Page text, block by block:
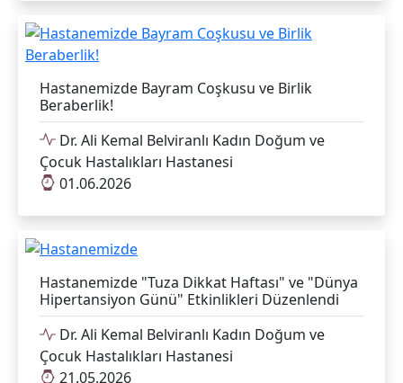
Hastanemizde Bayram Coşkusu ve Birlik
Beraberlik!
Dr. Ali Kemal Belviranlı Kadın Doğum ve
Çocuk Hastalıkları Hastanesi
01.06.2026
Hastanemizde "Tuza Dikkat Haftası" ve "Dünya
Hipertansiyon Günü" Etkinlikleri Düzenlendi
Dr. Ali Kemal Belviranlı Kadın Doğum ve
Çocuk Hastalıkları Hastanesi
21.05.2026